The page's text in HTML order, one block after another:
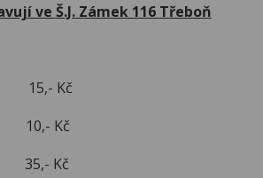
ve Š.J. Zámek 116 Třeboň
Kč
Kč
Kč